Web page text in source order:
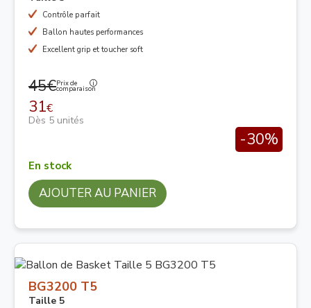
Contrôle parfait
Ballon hautes performances
Excellent grip et toucher soft
45€Prix de
comparaison
31€
Dès 5 unités
-30%
En stock
AJOUTER AU PANIER
BG3200 T5
Taille 5